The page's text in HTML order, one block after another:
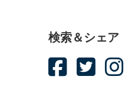
検索＆シェア